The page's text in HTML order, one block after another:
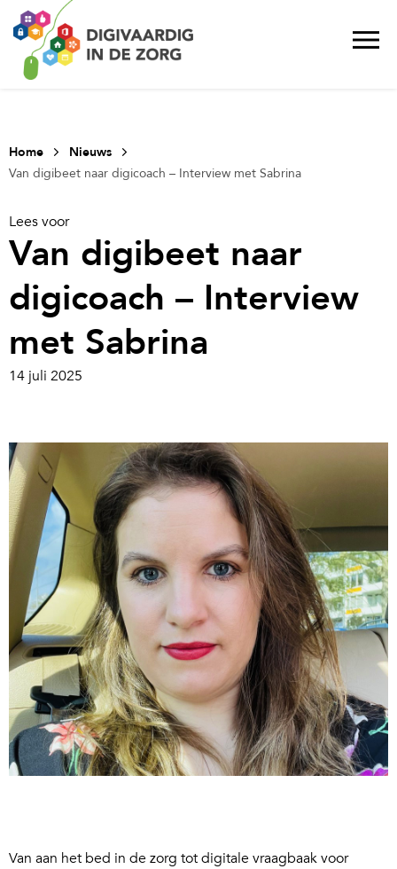
Home
Nieuws
Van digibeet naar digicoach – Interview met Sabrina
Lees voor
Van digibeet naar
digicoach – Interview
met Sabrina
14 juli 2025
Van aan het bed in de zorg tot digitale vraagbaak voor